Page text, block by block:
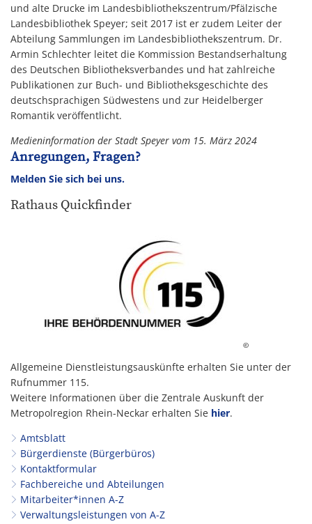
und alte Drucke im Landesbibliothekszentrum/Pfälzische
Landesbibliothek Speyer; seit 2017 ist er zudem Leiter der
Abteilung Sammlungen im Landesbibliothekszentrum. Dr.
Armin Schlechter leitet die Kommission Bestandserhaltung
des Deutschen Bibliotheksverbandes und hat zahlreiche
Publikationen zur Buch- und Bibliotheksgeschichte des
deutschsprachigen Südwestens und zur Heidelberger
Romantik veröffentlicht.
Medieninformation der Stadt Speyer vom 15. März 2024
Anregungen, Fragen?
Melden Sie sich bei uns.
Rathaus Quickfinder
©
Allgemeine Dienstleistungsauskünfte erhalten Sie unter der
Rufnummer 115.
Weitere Informationen über die Zentrale Auskunft der
Metropolregion Rhein-Neckar erhalten Sie hier.
Amtsblatt
Bürgerdienste (Bürgerbüros)
Kontaktformular
Fachbereiche und Abteilungen
Mitarbeiter*innen A-Z
Verwaltungsleistungen von A-Z